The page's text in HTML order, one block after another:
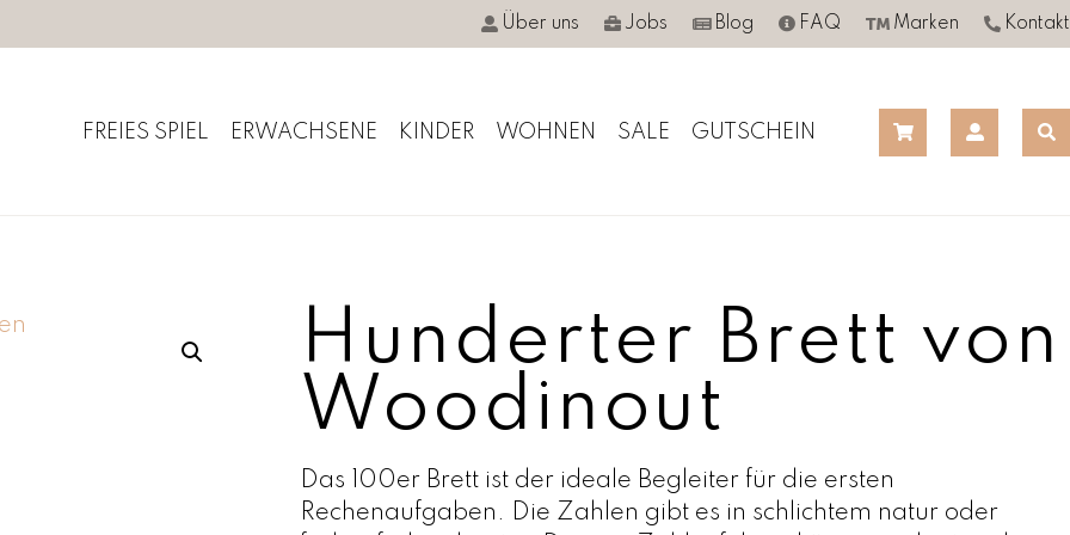
Über uns Jobs Blog FAQ Marken Kontakt
FREIES SPIEL ERWACHSENE KINDER WOHNEN SALE GUTSCHEIN
Hunderter Brett von
Woodinout
Das 100er Brett ist der ideale Begleiter für die ersten
Rechenaufgaben. Die Zahlen gibt es in schlichtem natur oder